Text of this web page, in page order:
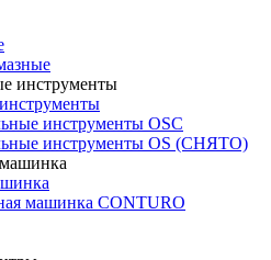
инструменты OSC
инструменты OS (СНЯТО)
машинка CONTURO